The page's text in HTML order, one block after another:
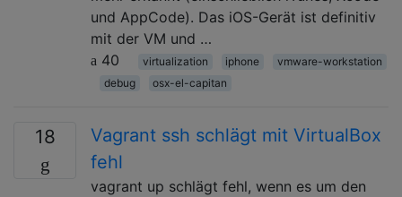
und AppCode). Das iOS-Gerät ist definitiv
mit der VM und …
40
virtualization iphone
vmware-workstation
debug
osx-el-capitan
18
Vagrant ssh schlägt mit VirtualBox
fehl
vagrant up schlägt fehl, wenn es um den